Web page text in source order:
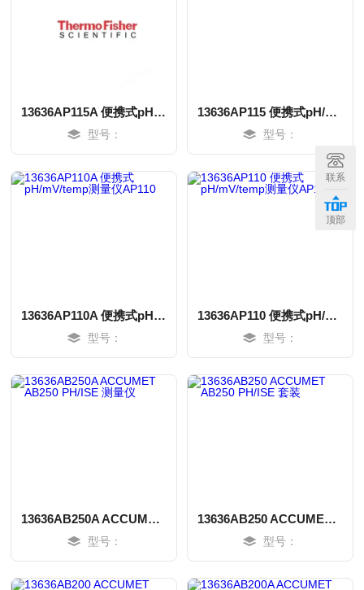
13636AP115A 便携式pH/mV/temp测量仪AP115
型号：
13636AP115 便携式pH/mV/temp测量仪AP115
型号：
13636AP110A 便携式pH/mV/temp测量仪AP110
型号：
13636AP110 便携式pH/mV/temp测量仪AP110
型号：
13636AB250A ACCUMET AB250 PH/ISE 测量仪
型号：
13636AB250 ACCUMET AB250 PH/ISE 套装
型号：
联系
顶部